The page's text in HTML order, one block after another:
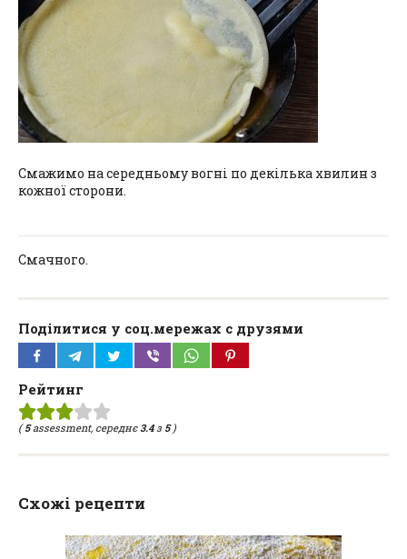
Смажимо на середньому вогні по декілька хвилин з
кожної сторони.
Смачного.
Поділитися у соц.мережах с друзями
Рейтинг
(5assessment, середнє3.4з 5)
Схожі рецепти